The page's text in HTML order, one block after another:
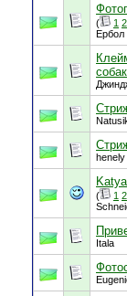
( 1 2
henely
( 1 2
Itala